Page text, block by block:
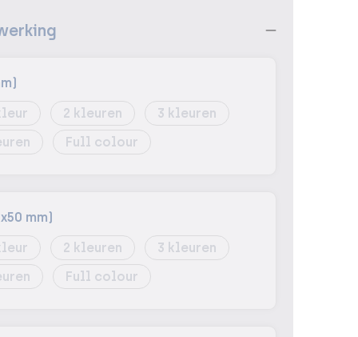
2
3
Full colour
mm)
2
3
Full colour